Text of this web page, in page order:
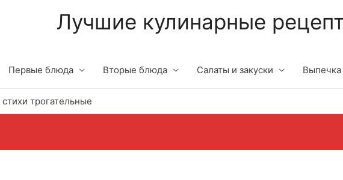
Лучшие кулинарные
Первые блюда Вторые блюда Салаты и закуски Выпечка
трогательные